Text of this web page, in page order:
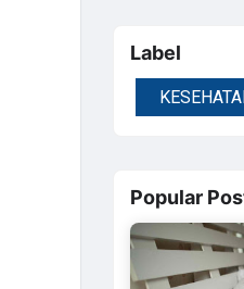
Label
Popular